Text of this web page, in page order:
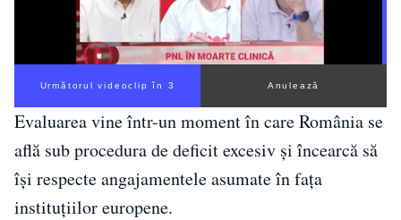
Următorul videoclip în 2 Anulează
Evaluarea vine într-un moment în care România se
află sub procedura de deficit excesiv și încearcă să
își respecte angajamentele asumate în fața
instituțiilor europene.